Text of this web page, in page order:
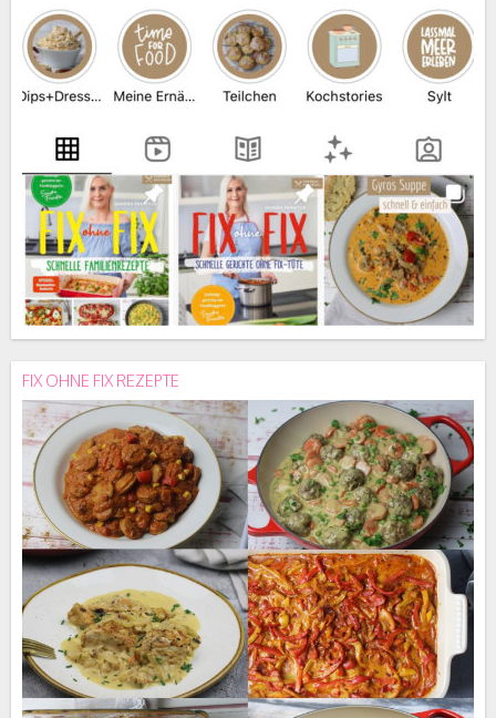
FIX OHNE FIX REZEPTE